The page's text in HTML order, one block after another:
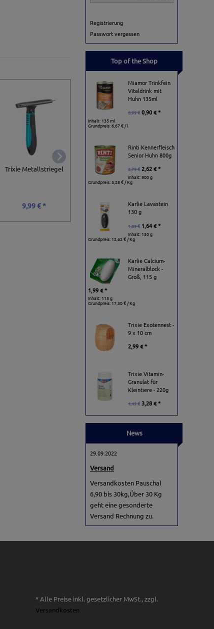
Trixie Metallstriegel
9,99 € *
Trixie Fell-Entwirrer
mit rotierende Zinken
10,99 € *
Karlie Flamingo
Registrierung
Passwort vergessen
Top of the Shop
Miamor Trinkfein
Vitaldrink mit
Huhn 135ml
0,99 € 0,90 € *
Inhalt: 135 ml
Grundpreis:6,67 € / l
Rinti Kennerfleisch
Senior Huhn 800g
2,79 € 2,62 € *
Inhalt: 800 g
Grundpreis:3,28 € / Kg
Karlie Lavastein
130 g
1,89 € 1,64 € *
Inhalt: 130 g
Grundpreis: 12,62 € / Kg
Karlie Calcium-
Mineralblock -
Groß, 115 g
1,99 € *
Inhalt: 115 g
Grundpreis:17,30 € / Kg
Trixie Exotennest -
9 x 10 cm
2,99 € *
Trixie Vitamin-
Granulat für
Kleintiere - 220g
4,49 € 3,28 € *
News
29.09.2022
Versand
Versandkosten Pauschal
6,90 bis 30kg,Über 30 Kg
geht eine gesonderte
Versand Rechnung zu.
* Alle Preise inkl. gesetzlicher MwSt., zzgl.
Versandkosten